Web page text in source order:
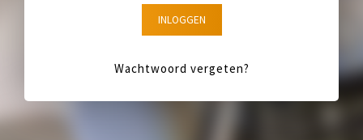
INLOGGEN
Wachtwoord vergeten?